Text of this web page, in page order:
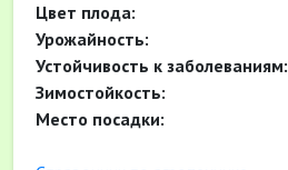
Цвет плода:
Урожайность:
Устойчивость к заболеваниям:
Зимостойкость:
Место посадки: